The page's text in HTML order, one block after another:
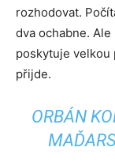
rozhodovat.
dva ochabne.
poskytuje velkou
přijde.
ORBÁN